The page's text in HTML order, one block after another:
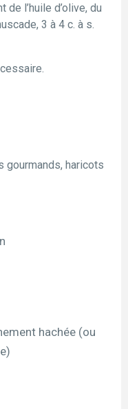
l’huile d’olive, du
3 à 4 c. à s.
gourmands, haricots
hachée (ou